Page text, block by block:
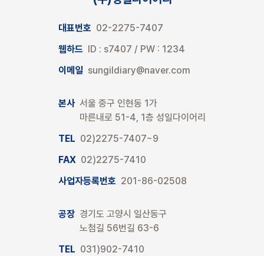
대표번호 02-2275-7407
웹하드 ID : s7407 / PW : 1234
이메일 sungildiary@naver.com
본사 서울 중구 인현동 1가
마른내로 51-4, 1층 성일다이어리
TEL 02)2275-7407~9
FAX 02)2275-7410
사업자등록번호 201-86-02508
공장 경기도 고양시 일산동구
노첨길 56번길 63-6
TEL 031)902-7410